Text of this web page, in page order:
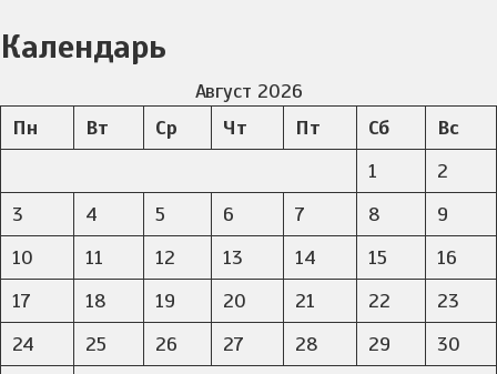
Календарь
Август 2026
Пн
Вт Ср Чт Пт Сб
Вс
1
2
3
4 5 6 7 8
9
10
11 12 13 14 15
16
17
18 19 20 21 22
23
24
25 26 27 28 29
30